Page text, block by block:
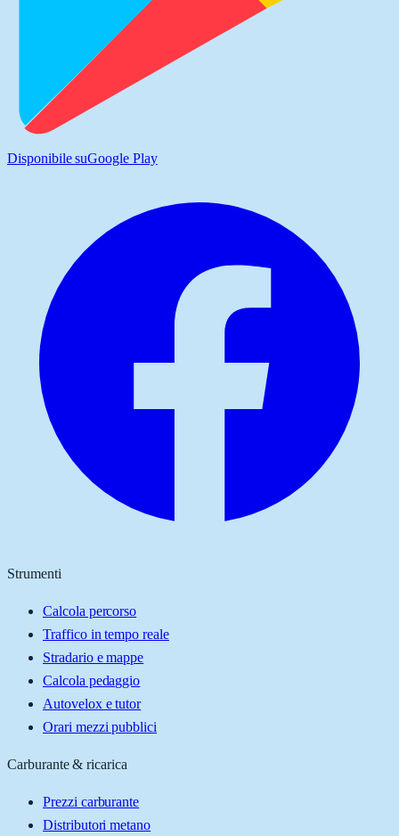
Disponibile suGoogle Play
Strumenti
Calcola percorso
Traffico in tempo reale
Stradario e mappe
Calcola pedaggio
Autovelox e tutor
Orari mezzi pubblici
Carburante & ricarica
Prezzi carburante
Distributori metano